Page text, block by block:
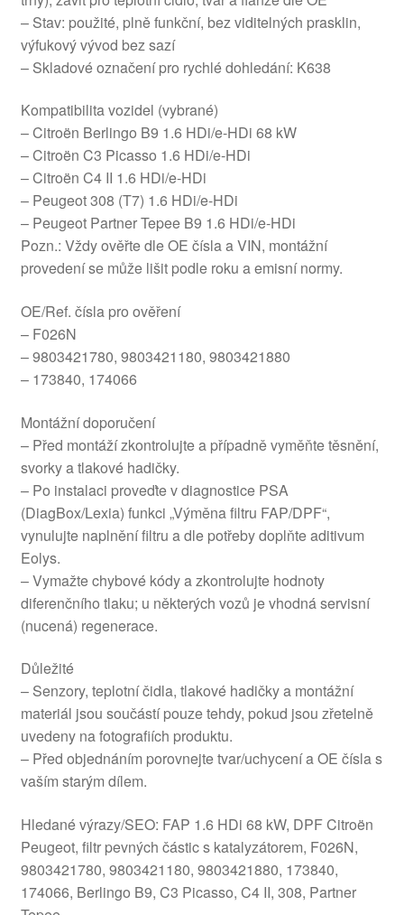
– Stav: použité, plně funkční, bez viditelných prasklin,
výfukový vývod bez sazí
– Skladové označení pro rychlé dohledání: K638
Kompatibilita vozidel (vybrané)
– Citroën Berlingo B9 1.6 HDi/e-HDi 68 kW
– Citroën C3 Picasso 1.6 HDi/e-HDi
– Citroën C4 II 1.6 HDi/e-HDi
– Peugeot 308 (T7) 1.6 HDi/e-HDi
– Peugeot Partner Tepee B9 1.6 HDi/e-HDi
Pozn.: Vždy ověřte dle OE čísla a VIN, montážní
provedení se může lišit podle roku a emisní normy.
OE/Ref. čísla pro ověření
– F026N
– 9803421780, 9803421180, 9803421880
– 173840, 174066
Montážní doporučení
– Před montáží zkontrolujte a případně vyměňte těsnění,
svorky a tlakové hadičky.
– Po instalaci proveďte v diagnostice PSA
(DiagBox/Lexia) funkci „Výměna filtru FAP/DPF“,
vynulujte naplnění filtru a dle potřeby doplňte aditivum
Eolys.
– Vymažte chybové kódy a zkontrolujte hodnoty
diferenčního tlaku; u některých vozů je vhodná servisní
(nucená) regenerace.
Důležité
– Senzory, teplotní čidla, tlakové hadičky a montážní
materiál jsou součástí pouze tehdy, pokud jsou zřetelně
uvedeny na fotografiích produktu.
– Před objednáním porovnejte tvar/uchycení a OE čísla s
vaším starým dílem.
Hledané výrazy/SEO: FAP 1.6 HDi 68 kW, DPF Citroën
Peugeot, filtr pevných částic s katalyzátorem, F026N,
9803421780, 9803421180, 9803421880, 173840,
174066, Berlingo B9, C3 Picasso, C4 II, 308, Partner